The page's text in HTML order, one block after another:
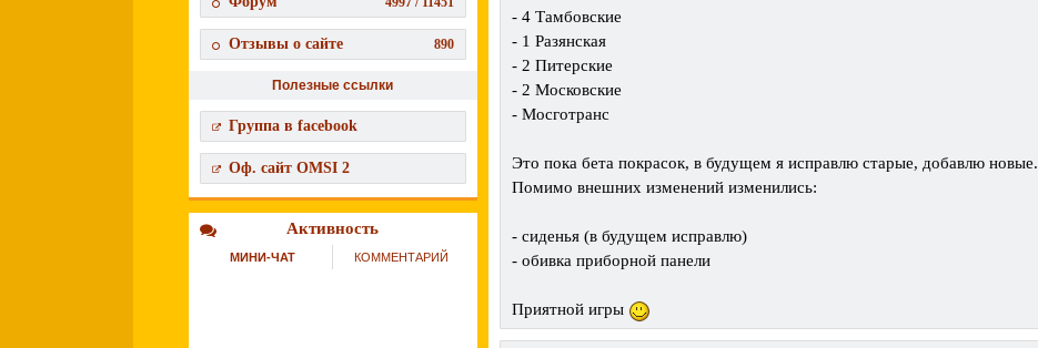
Отзывы о сайте 890
Полезные ссылки
Группа в facebook
Оф. сайт OMSI 2
Активность
МИНИ-ЧАТ КОММЕНТАРИЙ
- 4 Тамбовские
- 1 Разянская
- 2 Питерские
- 2 Московские
- Мосготранс
Это пока бета покрасок, в будущем я исправлю старые, добавлю новые.
Помимо внешних изменений изменились:
- сиденья (в будущем исправлю)
- обивка приборной панели
Приятной игры